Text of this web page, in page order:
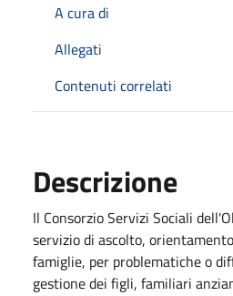
A cura di
Allegati
Contenuti correlati
Descrizione
Il Consorzio Servizi Sociali
servizio di ascolto,
famiglie, per problematiche o
gestione dei figli, familiari